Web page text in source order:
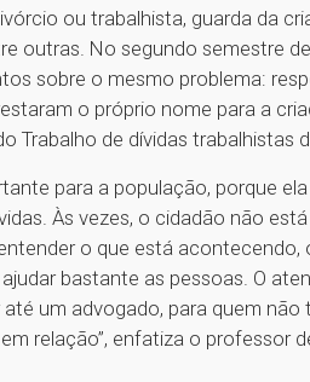
ou trabalhista, guarda da
outras. No segundo semestre
sobre o mesmo problema:
o próprio nome para a
Trabalho de dívidas trabalhistas
para a população, porque
Às vezes, o cidadão não
o que está acontecendo,
bastante as pessoas. O
um advogado, para quem não
relação”, enfatiza o professor